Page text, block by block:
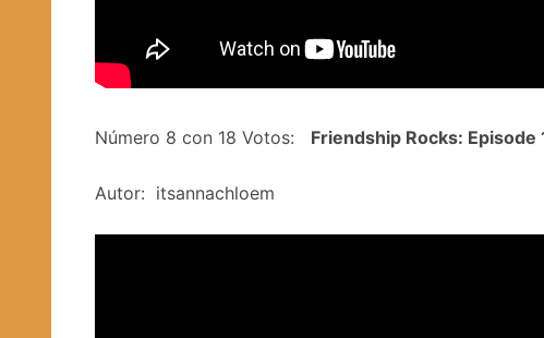
Número 8 con 18 Votos: Friendship Rocks:
Autor: itsannachloem